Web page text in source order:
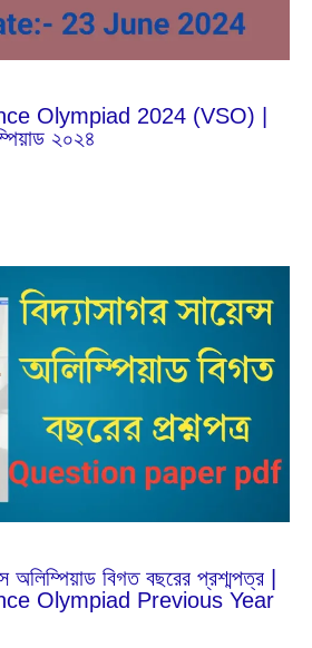
Olympiad 2024 (VSO) |
২০২৪
অলিম্পিয়াড বিগত বছরের প্রশ্মপত্র |
Olympiad Previous Year